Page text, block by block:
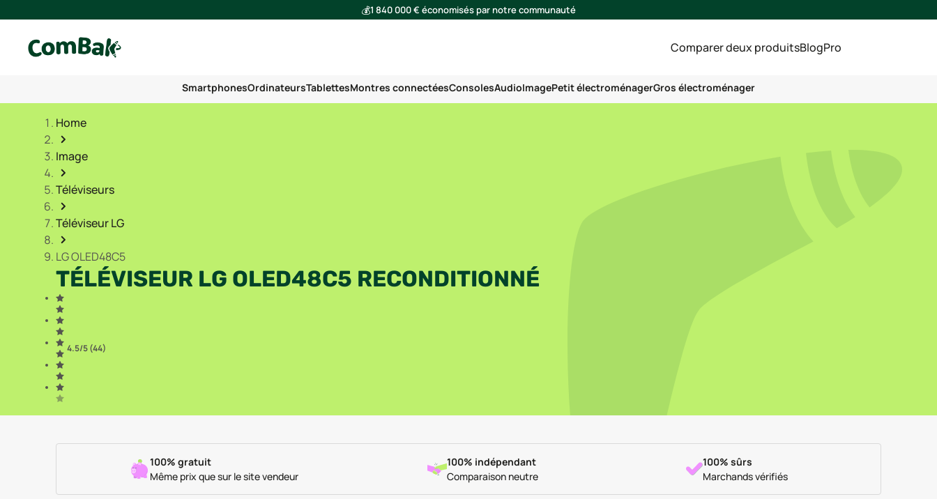
💰1 840 000 € économisés par notre communauté
Comparer deux produitsBlogPro
SmartphonesOrdinateursTablettesMontres connectéesConsolesAudioImagePetit électroménagerGros électroménager
Home
Image
Téléviseurs
Téléviseur LG
LG OLED48C5
TÉLÉVISEUR LG OLED48C5 RECONDITIONNÉ
4.5/5 (44)
100% gratuit
Même prix que sur le site vendeur
100% indépendant
Comparaison neutre
100% sûrs
Marchands vérifiés